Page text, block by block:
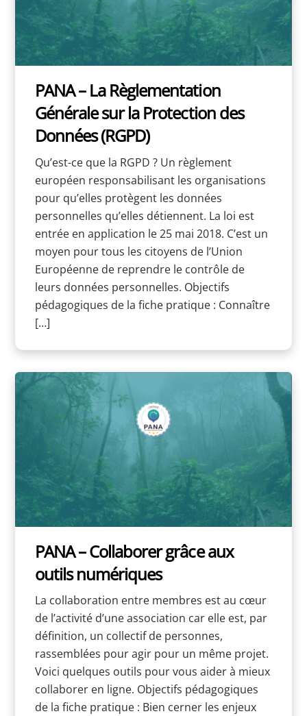
PANA – La Règlementation
Générale sur la Protection des
Données (RGPD)
Qu’est-ce que la RGPD ? Un règlement
européen responsabilisant les organisations
pour qu’elles protègent les données
personnelles qu’elles détiennent. La loi est
entrée en application le 25 mai 2018. C’est un
moyen pour tous les citoyens de l’Union
Européenne de reprendre le contrôle de
leurs données personnelles. Objectifs
pédagogiques de la fiche pratique : Connaître
[…]
PANA – Collaborer grâce aux
outils numériques
La collaboration entre membres est au cœur
de l’activité d’une association car elle est, par
définition, un collectif de personnes,
rassemblées pour agir pour un même projet.
Voici quelques outils pour vous aider à mieux
collaborer en ligne. Objectifs pédagogiques
de la fiche pratique : Bien cerner les enjeux